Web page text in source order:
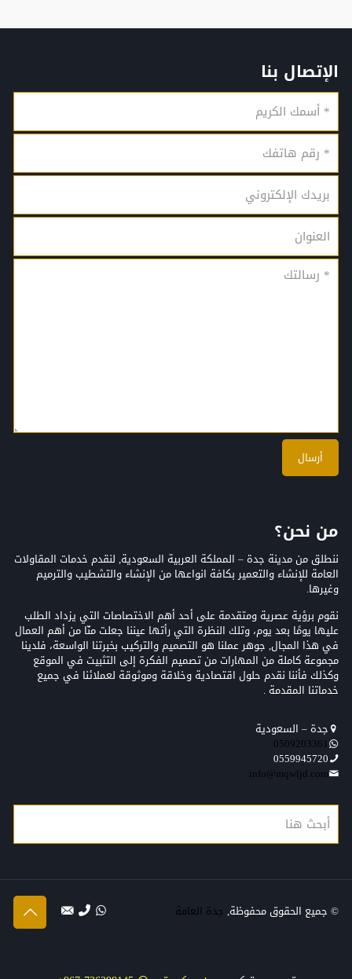
الإتصال بنا
من نحن؟
ننطلق من مدينة جدة – المملكة العربية السعودية, لنقدم خدمات المقاولات
العامة للإنشاء والتعمير بكافة انواعها من الإنشاء والتشطيب والترميم
وغيرها.
نقوم برؤية عصرية ومتقدمة على أحد أهم الاختصاصات التي يزداد الطلب
عليها يومًا بعد يوم، وتلك النظرة التي رأتها عيننا جعلت منّا من أهم العمال
في هذا المجال, جوهر عملنا هو التصميم والتركيب بخبرتنا الواسعة، فلدينا
مجموعة كاملة من المهارات من تصميم الفكرة إلى التثبيت في الموقع
وكذلك فأننا نقدم حلول اقتصادية وخلاقة وموثوقة لعملائنا في جميع
خدماتنا المقدمة .
جدة – السعودية
0509203361‬‏‬‏
0559945720
info@mqwljd.com
© جميع الحقوق محفوظة, جدة العامة